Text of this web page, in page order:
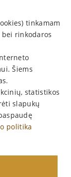
tinkamam
rinkodaros
Šiems
statistikos
slapukų
politika